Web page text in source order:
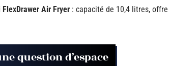
FlexDrawer Air Fryer : capacité de 10,4 litres,
question d’espace